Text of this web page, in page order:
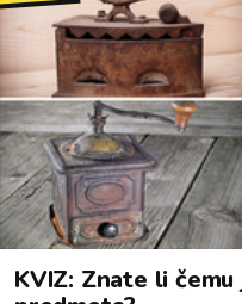
KVIZ: Znate li